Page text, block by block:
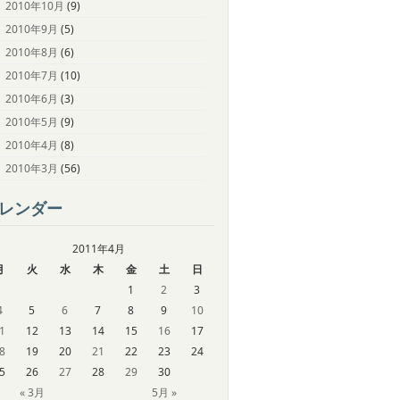
2010年10月 (9)
2010年9月 (5)
2010年8月 (6)
2010年7月 (10)
2010年6月 (3)
2010年5月 (9)
2010年4月 (8)
2010年3月 (56)
ンダー
2011年4月
火 水 木 金 土 日
« 3月 5月 »
1 2
3
5 6 7 8 9
10
12 13 14 15 16
17
19 20 21 22 23
24
26 27 28 29 30